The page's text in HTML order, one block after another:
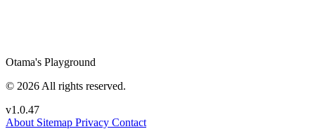
Otama's Playground
© 2026 All rights reserved.
v1.0.47
About Sitemap Privacy Contact